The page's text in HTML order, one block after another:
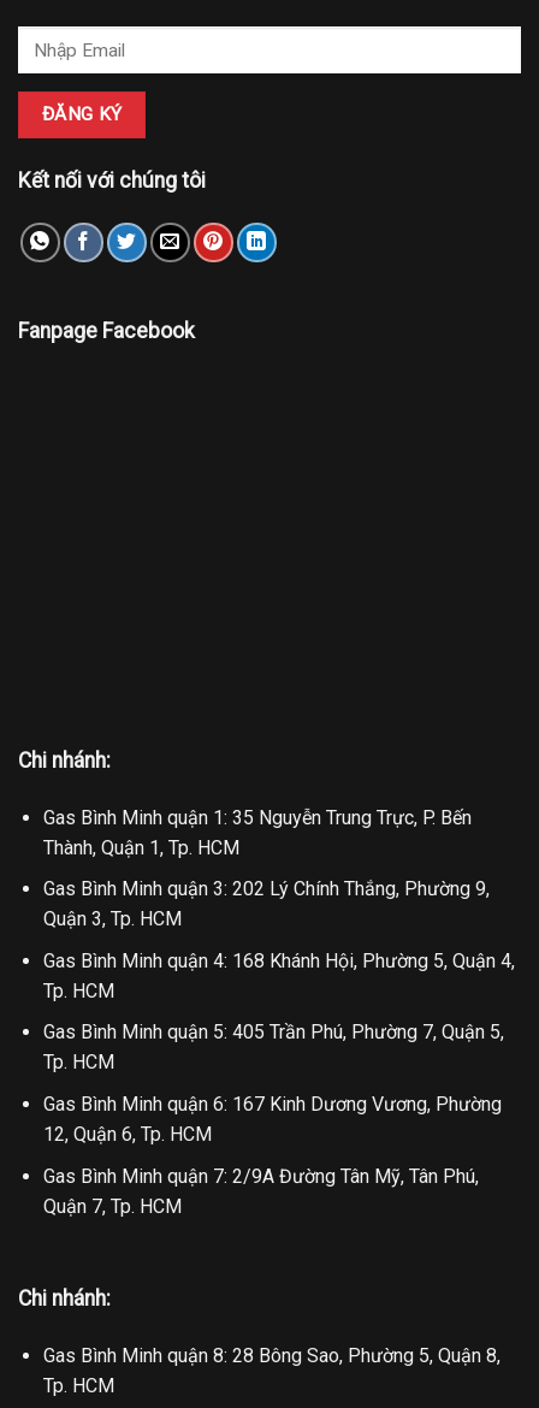
Kết nối với chúng tôi
Fanpage Facebook
Chi nhánh:
Gas Bình Minh quận 1: 35 Nguyễn Trung Trực, P. Bến
Thành, Quận 1, Tp. HCM
Gas Bình Minh quận 3: 202 Lý Chính Thắng, Phường 9,
Quận 3, Tp. HCM
Gas Bình Minh quận 4: 168 Khánh Hội, Phường 5, Quận 4,
Tp. HCM
Gas Bình Minh quận 5: 405 Trần Phú, Phường 7, Quận 5,
Tp. HCM
Gas Bình Minh quận 6: 167 Kinh Dương Vương, Phường
12, Quận 6, Tp. HCM
Gas Bình Minh quận 7: 2/9A Đường Tân Mỹ, Tân Phú,
Quận 7, Tp. HCM
Chi nhánh:
Gas Bình Minh quận 8: 28 Bông Sao, Phường 5, Quận 8,
Tp. HCM